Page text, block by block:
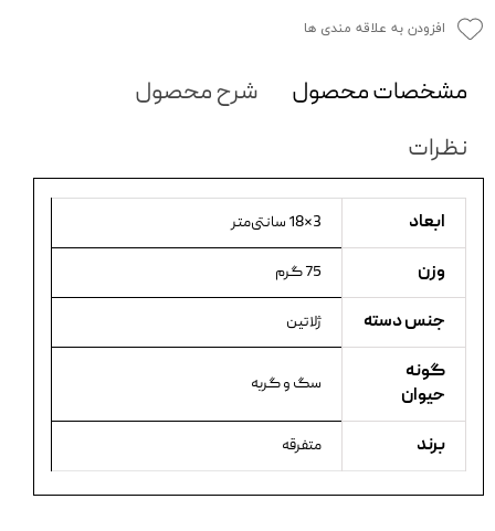
افزودن به علاقه مندی ها
مشخصات محصول
شرح محصول
نظرات
ابعاد 3×18 سانتی‌متر
وزن 75 گرم
جنس دسته ژلاتین
گونه
حیوان
سگ و گربه
برند متفرقه